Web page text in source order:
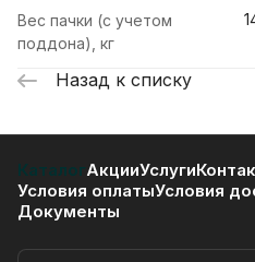
Вес пачки (с учетом
поддона), кг
Назад к списку
КаталогАкцииУслуги
Условия оплатыУсловия
Документы